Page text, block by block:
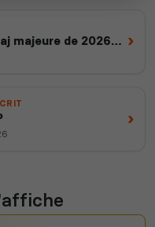
majeure de 2026
›
›